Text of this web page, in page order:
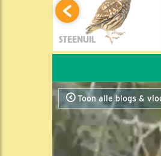
STEENUIL
Toon alle blogs &